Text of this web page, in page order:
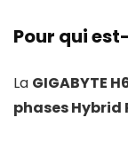
Pour qui
La GIGABYTE
phases Hybrid